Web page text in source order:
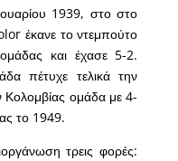
1939, στο στο
έκανε το ντεμπούτο
και έχασε 5-2.
πέτυχε τελικά την
Κολομβίας ομάδα με 4-
το 1949.
τρεις φορές: